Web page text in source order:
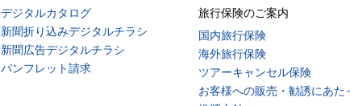
デジタルカタログ
新聞折り込みデジタルチラシ
新聞広告デジタルチラシ
パンフレット請求
旅行保険のご案内
国内旅行保険
海外旅行保険
ツアーキャンセル保険
お客様への販売・勧誘にあた